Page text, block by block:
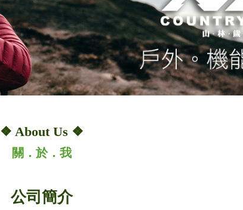
❖ About Us ❖
關．於．我
公司簡介